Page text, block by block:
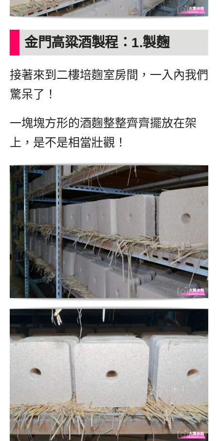
金門高粱酒製程：1.製麴
接著來到二樓培麴室房間，一入內我們
驚呆了！
一塊塊方形的酒麴整整齊齊擺放在架
上，是不是相當壯觀！